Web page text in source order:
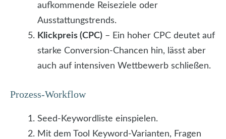
aufkommende Reiseziele oder
Ausstattungstrends.
Klickpreis (CPC) – Ein hoher CPC deutet auf
starke Conversion-Chancen hin, lässt aber
auch auf intensiven Wettbewerb schließen.
Prozess-Workflow
Seed-Keywordliste einspielen.
Mit dem Tool Keyword-Varianten, Fragen